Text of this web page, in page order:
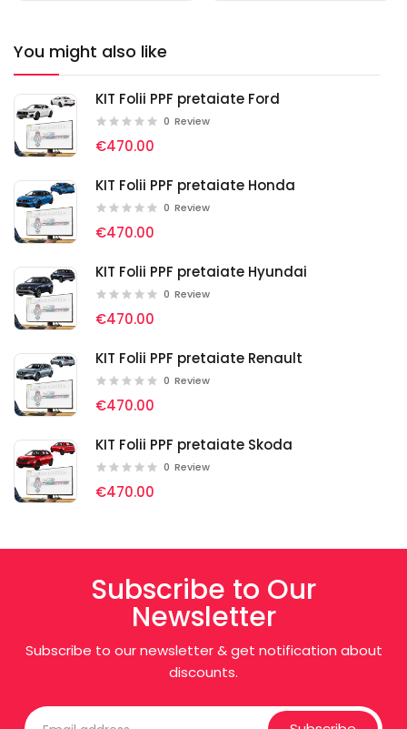
You might also like
KIT Folii PPF pretaiate Ford
0 Review
€470.00
KIT Folii PPF pretaiate Honda
0 Review
€470.00
KIT Folii PPF pretaiate Hyundai
0 Review
€470.00
KIT Folii PPF pretaiate Renault
0 Review
€470.00
KIT Folii PPF pretaiate Skoda
0 Review
€470.00
Subscribe to Our
Newsletter
Subscribe to our newsletter & get notification about
discounts.